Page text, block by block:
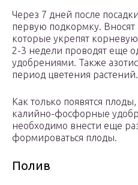
Через 7 дней после
первую подкормку. Вносят
которые укрепят
2-3 недели проводят еще
удобрениями. Также
период цветения растений.
Как только появятся
калийно-фосфорные
необходимо внести еще
формироваться плоды.
Полив